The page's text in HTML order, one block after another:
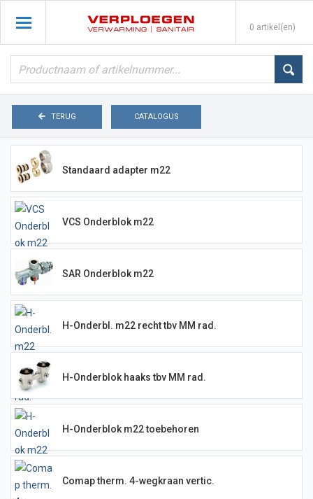
0 artikel(en)
TERUG CATALOGUS
Standaard adapter m22
VCS Onderblok m22
SAR Onderblok m22
H-Onderbl. m22 recht tbv MM rad.
H-Onderblok haaks tbv MM rad.
H-Onderblok m22 toebehoren
Comap therm. 4-wegkraan vertic.